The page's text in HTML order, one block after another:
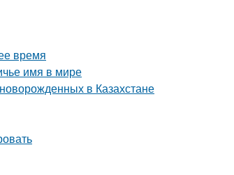
время
имя в мире
в Казахстане